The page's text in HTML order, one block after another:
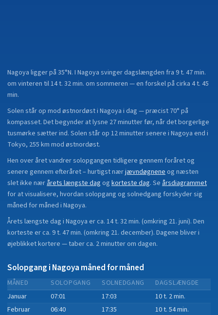
Nagoya ligger på 35°N. I Nagoya svinger dagslængden fra 9 t. 47 min.
om vinteren til 14 t. 32 min. om sommeren — en forskel på cirka 4 t. 45
min.
Solen står op mod østnordøst i Nagoya i dag — præcist 70° på
kompasset. Det begynder at lysne 27 minutter før, når det borgerlige
tusmørke sætter ind. Solen står op 12 minutter senere i Nagoya end i
Tokyo, 255 km mod østnordøst.
Hen over året vandrer solopgangen tidligere gennem foråret og
senere gennem efteråret– hurtigst nærjævndøgneneog næsten
slet ikke nærårets længste dag og korteste dag. Se årsdiagrammet
for at visualisere, hvordan solopgang og solnedgang forskyder sig
måned for måned i Nagoya.
Årets længste dag i Nagoya er ca. 14 t. 32 min. (omkring 21. juni). Den
korteste er ca. 9 t. 47 min. (omkring 21. december). Dagene bliver i
øjeblikketkortere —taberca. 2minutterom dagen.
Solopgang i Nagoya måned for måned
MÅNED SOLOPGANG SOLNEDGANG
DAGSLÆNGDE
Januar
07:01 17:03
10 t. 2 min.
Februar
06:40 17:35
10 t. 54 min.